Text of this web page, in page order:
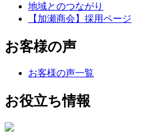
地域とのつながり
【加瀬商会】採用ページ
お客様の声
お客様の声一覧
お役立ち情報